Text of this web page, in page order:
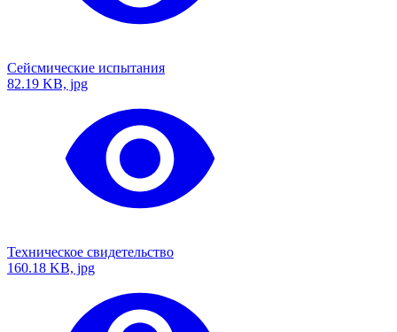
Сейсмические испытания
82.19 KB, jpg
Техническое свидетельство
160.18 KB, jpg